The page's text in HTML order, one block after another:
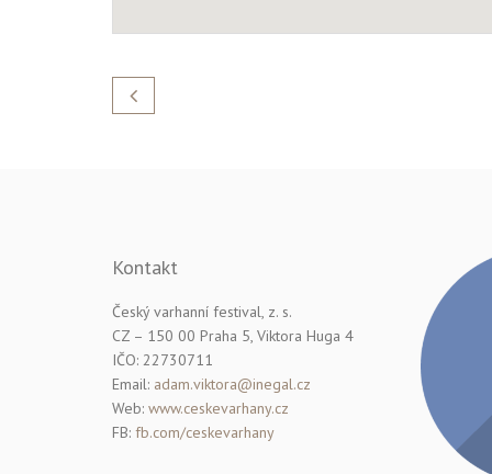
Kontakt
Český varhanní festival, z. s.
CZ – 150 00 Praha 5, Viktora Huga 4
IČO: 22730711
Email: adam.viktora@inegal.cz
Web: www.ceskevarhany.cz
FB: fb.com/ceskevarhany